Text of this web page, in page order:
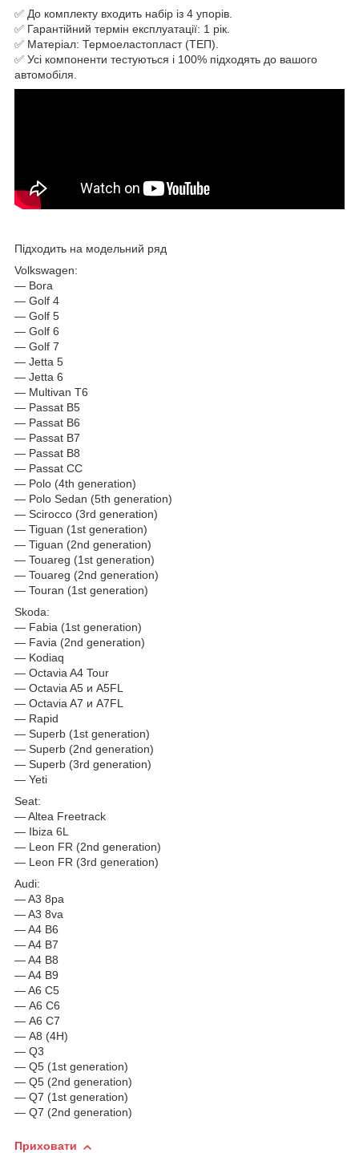
✅ До комплекту входить набір із 4 упорів.
✅ Гарантійний термін експлуатації: 1 рік.
✅ Матеріал: Термоеластопласт (ТЕП).
✅ Усі компоненти тестуються і 100% підходять до вашого
автомобіля.
Підходить на модельний ряд
Volkswagen:
— Bora
— Golf 4
— Golf 5
— Golf 6
— Golf 7
— Jetta 5
— Jetta 6
— Multivan T6
— Passat B5
— Passat B6
— Passat B7
— Passat B8
— Passat CC
— Polo (4th generation)
— Polo Sedan (5th generation)
— Scirocco (3rd generation)
— Tiguan (1st generation)
— Tiguan (2nd generation)
— Touareg (1st generation)
— Touareg (2nd generation)
— Touran (1st generation)
Skoda:
— Fabia (1st generation)
— Favia (2nd generation)
— Kodiaq
— Octavia A4 Tour
— Octavia A5 и A5FL
— Octavia A7 и A7FL
— Rapid
— Superb (1st generation)
— Superb (2nd generation)
— Superb (3rd generation)
— Yeti
Seat:
— Altea Freetrack
— Ibiza 6L
— Leon FR (2nd generation)
— Leon FR (3rd generation)
Audi:
— A3 8pa
— A3 8va
— A4 B6
— A4 B7
— A4 B8
— A4 B9
— A6 C5
— А6 C6
— А6 С7
— A8 (4H)
— Q3
— Q5 (1st generation)
— Q5 (2nd generation)
— Q7 (1st generation)
— Q7 (2nd generation)
Приховати